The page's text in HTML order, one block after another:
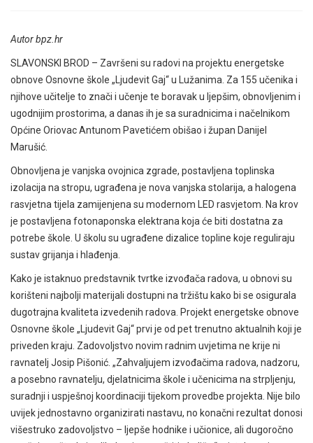
Autor bpz.hr
SLAVONSKI BROD – Završeni su radovi na projektu energetske
obnove Osnovne škole „Ljudevit Gaj“ u Lužanima. Za 155 učenika i
njihove učitelje to znači i učenje te boravak u ljepšim, obnovljenim i
ugodnijim prostorima, a danas ih je sa suradnicima i načelnikom
Općine Oriovac Antunom Pavetićem obišao i župan Danijel
Marušić.
Obnovljena je vanjska ovojnica zgrade, postavljena toplinska
izolacija na stropu, ugrađena je nova vanjska stolarija, a halogena
rasvjetna tijela zamijenjena su modernom LED rasvjetom. Na krov
je postavljena fotonaponska elektrana koja će biti dostatna za
potrebe škole. U školu su ugrađene dizalice topline koje reguliraju
sustav grijanja i hlađenja.
Kako je istaknuo predstavnik tvrtke izvođača radova, u obnovi su
korišteni najbolji materijali dostupni na tržištu kako bi se osigurala
dugotrajna kvaliteta izvedenih radova. Projekt energetske obnove
Osnovne škole „Ljudevit Gaj“ prvi je od pet trenutno aktualnih koji je
priveden kraju. Zadovoljstvo novim radnim uvjetima ne krije ni
ravnatelj Josip Pišonić. „Zahvaljujem izvođačima radova, nadzoru,
a posebno ravnatelju, djelatnicima škole i učenicima na strpljenju,
suradnji i uspješnoj koordinaciji tijekom provedbe projekta. Nije bilo
uvijek jednostavno organizirati nastavu, no konačni rezultat donosi
višestruko zadovoljstvo – ljepše hodnike i učionice, ali dugoročno